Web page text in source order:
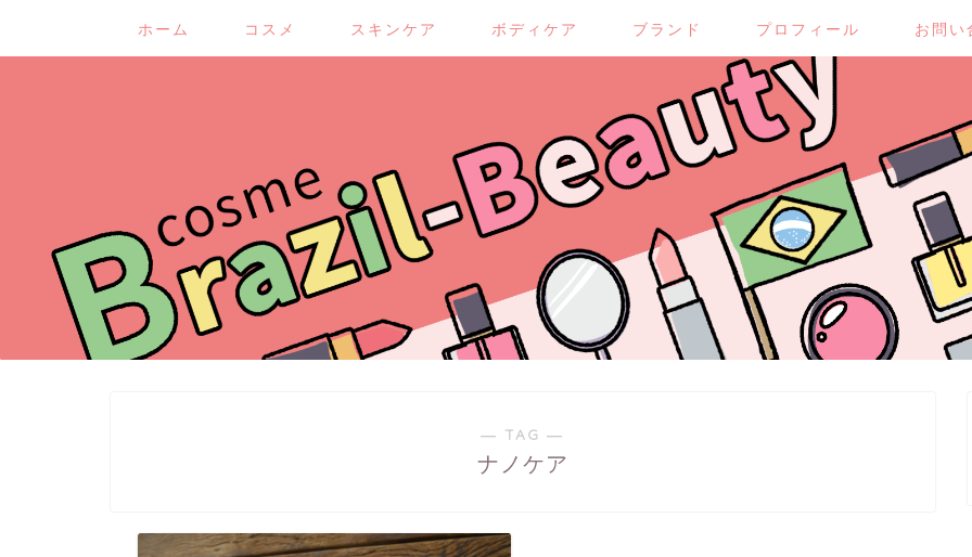
ホーム コスメ スキンケア ボディケア ブランド プロフィール お問い
― TAG ―
ナノケア